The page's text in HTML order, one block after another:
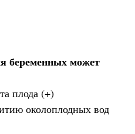
беременных может
плода (+)
околоплодных вод